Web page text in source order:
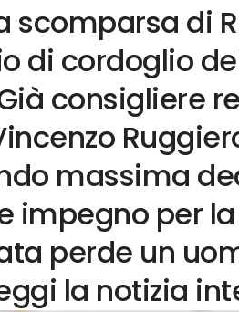
scomparsa di
di cordoglio
consigliere
massima
impegno per
perde un
la notizia